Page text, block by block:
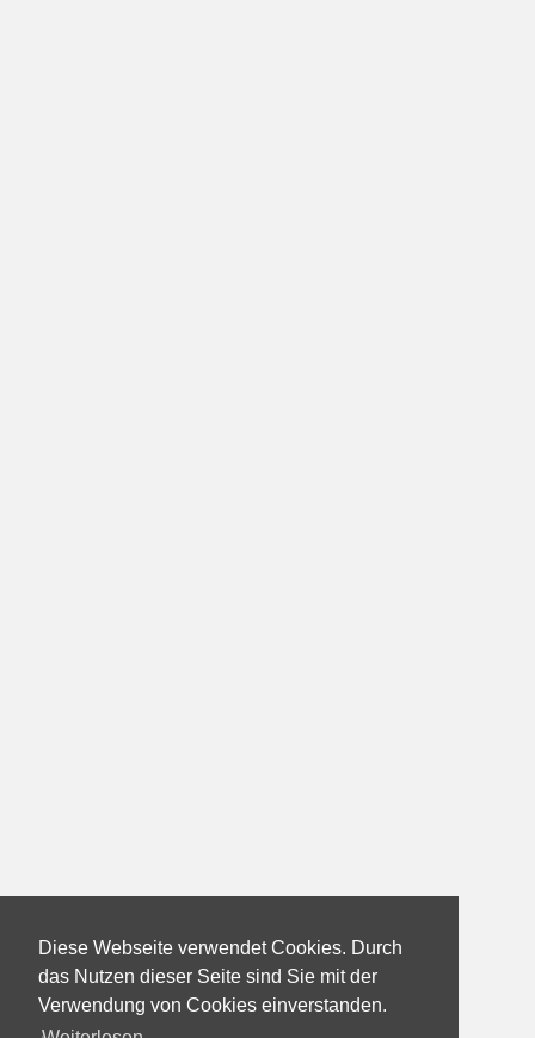
Diese Webseite verwendet Cookies. Durch
das Nutzen dieser Seite sind Sie mit der
Verwendung von Cookies einverstanden.